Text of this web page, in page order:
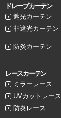
ドレープカーテン
遮光カーテン
非遮光カーテン
防炎カーテン
レースカーテン
ミラーレース
UVカットレース
防炎レース